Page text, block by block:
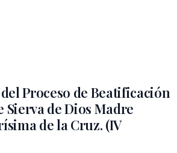
Proceso de Beatificación
Sierva de Dios Madre
de la Cruz. (IV